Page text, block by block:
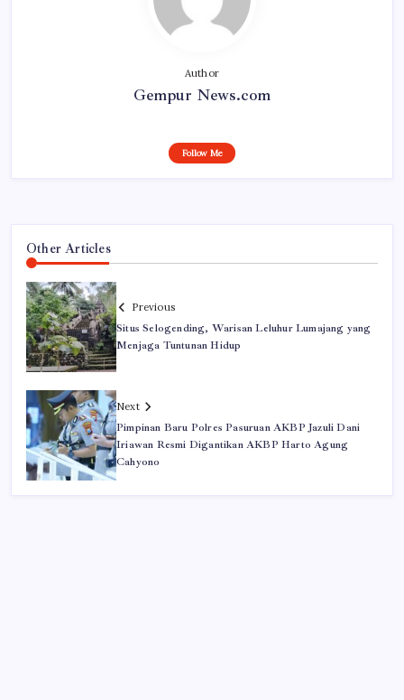
Author
Gempur News.com
Follow Me
Other Articles
Previous
Situs Selogending, Warisan Leluhur Lumajang yang
Menjaga Tuntunan Hidup
Next
Pimpinan Baru Polres Pasuruan AKBP Jazuli Dani
Iriawan Resmi Digantikan AKBP Harto Agung
Cahyono